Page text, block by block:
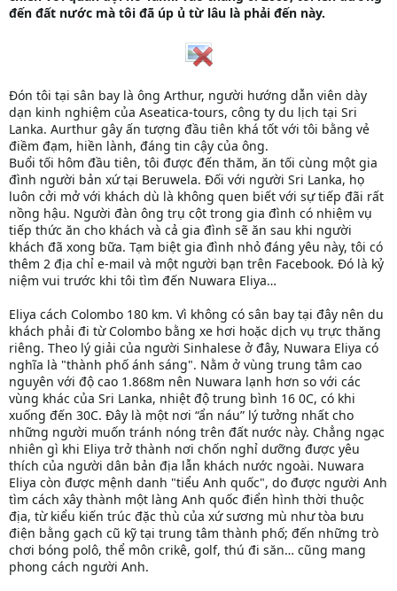
đến đất nước mà tôi đã úp ủ từ lâu là phải đến này.
Đón tôi tại sân bay là ông Arthur, người hướng dẫn viên dày
dạn kinh nghiệm của Aseatica-tours, công ty du lịch tại Sri
Lanka. Aurthur gây ấn tượng đầu tiên khá tốt với tôi bằng vẻ
điềm đạm, hiền lành, đáng tin cậy của ông.
Buổi tối hôm đầu tiên, tôi được đến thăm, ăn tối cùng một gia
đình người bản xứ tại Beruwela. Đối với người Sri Lanka, họ
luôn cởi mở với khách dù là không quen biết với sự tiếp đãi rất
nồng hậu. Người đàn ông trụ cột trong gia đình có nhiệm vụ
tiếp thức ăn cho khách và cả gia đình sẽ ăn sau khi người
khách đã xong bữa. Tạm biệt gia đình nhỏ đáng yêu này, tôi có
thêm 2 địa chỉ e-mail và một người bạn trên Facebook. Đó là kỷ
niệm vui trước khi tôi tìm đến Nuwara Eliya…
Eliya cách Colombo 180 km. Vì không có sân bay tại đây nên du
khách phải đi từ Colombo bằng xe hơi hoặc dịch vụ trực thăng
riêng. Theo lý giải của người Sinhalese ở đây, Nuwara Eliya có
nghĩa là "thành phố ánh sáng". Nằm ở vùng trung tâm cao
nguyên với độ cao 1.868m nên Nuwara lạnh hơn so với các
vùng khác của Sri Lanka, nhiệt độ trung bình 16 0C, có khi
xuống đến 30C. Đây là một nơi “ẩn náu” lý tưởng nhất cho
những người muốn tránh nóng trên đất nước này. Chẳng ngạc
nhiên gì khi Eliya trở thành nơi chốn nghỉ dưỡng được yêu
thích của người dân bản địa lẫn khách nước ngoài. Nuwara
Eliya còn được mệnh danh "tiểu Anh quốc", do được người Anh
tìm cách xây thành một làng Anh quốc điển hình thời thuộc
địa, từ kiểu kiến trúc đặc thù của xứ sương mù như tòa bưu
điện bằng gạch cũ kỹ tại trung tâm thành phố; đến những trò
chơi bóng polô, thể môn crikê, golf, thú đi săn… cũng mang
phong cách người Anh.